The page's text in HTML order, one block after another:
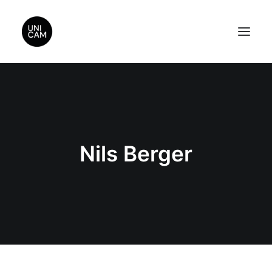
Nils Berger